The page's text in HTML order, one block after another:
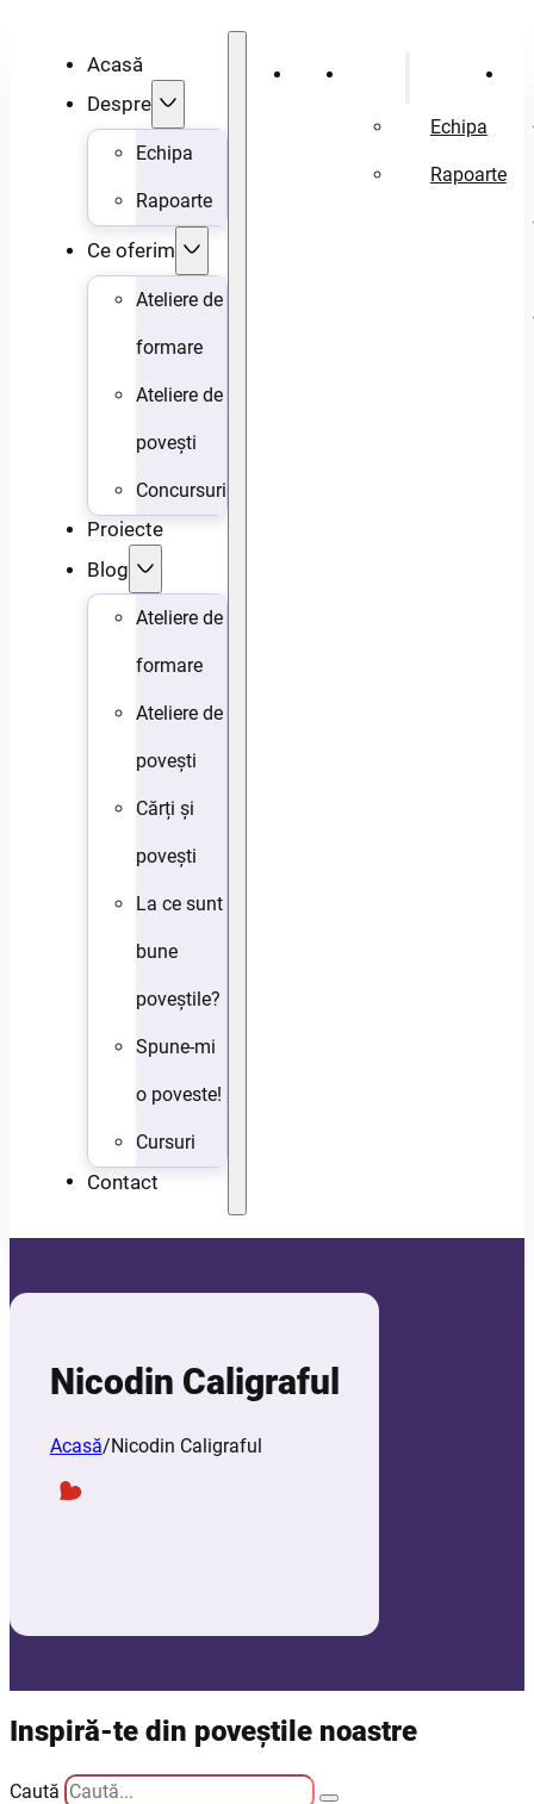
Acasă
Despre
Echipa
Rapoarte
Ce oferim
Ateliere de
formare
Ateliere de
povești
Concursuri
Proiecte
Blog
Ateliere de
formare
Ateliere de
povești
Cărți și
povești
La ce sunt
bune
poveștile?
Spune-mi
o poveste!
Cursuri
Contact
Acasă
Echipa
Rapoarte
Nicodin Caligraful
Acasă/Nicodin Caligraful
Inspiră-te din poveștile noastre
Caută